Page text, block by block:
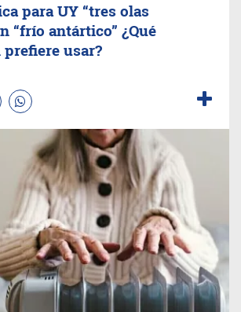
para UY “tres olas
“frío antártico” ¿Qué
usar?